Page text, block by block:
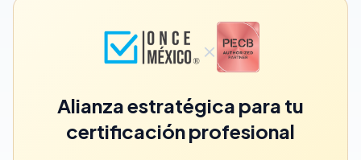
×
Alianza estratégica para tu
certificación profesional